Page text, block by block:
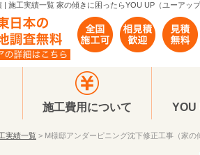
工実績一覧 家の傾きに困ったらYOU UP（ユーアップ
施工費用について YOU
実績一覧 > M様邸アンダーピニング沈下修正工事（家の